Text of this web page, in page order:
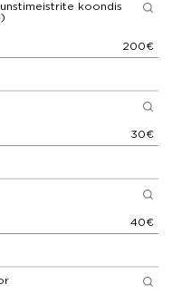
koondis
200€
30€
40€